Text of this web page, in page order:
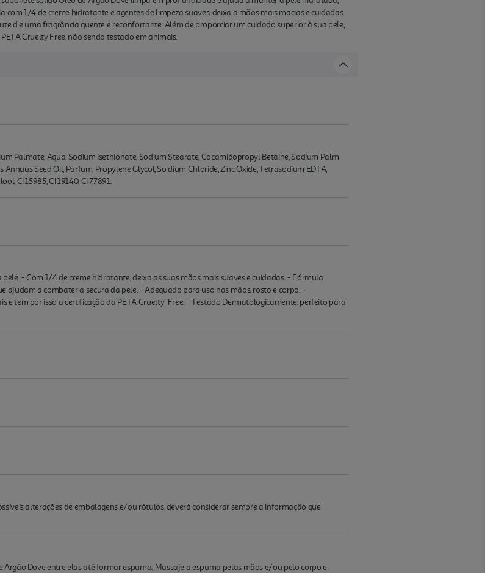
1/4 de creme hidratante e agentes de limpeza suaves, deixa a mãos mais macias e cuidadas.
d e uma fragrância quente e reconfortante. Além de proporciar um cuidado superior à sua pele,
Cruelty Free, não sendo testado em animais.
Palmate, Aqua, Sodium Isethionate, Sodium Stearate, Cocamidopropyl Betaine, Sodium Palm
Seed Oil, Parfum, Propylene Glycol, So dium Chloride, Zinc Oxide, Tetrasodium EDTA,
CI 15985, CI 19140, CI 77891.
- Com 1/4 de creme hidratante, deixa as suas mãos mais suaves e cuidadas. - Fórmula
ajudam a combater a secura da pele. - Adequado para uso nas mãos, rosto e corpo. -
e tem por isso a certificação da PETA Cruelty-Free. - Testado Dermatologicamente, perfeito para
alterações de embalagens e/ou rótulos, deverá considerar sempre a informação que
Argão Dove entre elas até formar espuma. Massaje a espuma pelas mãos e/ou pelo corpo e